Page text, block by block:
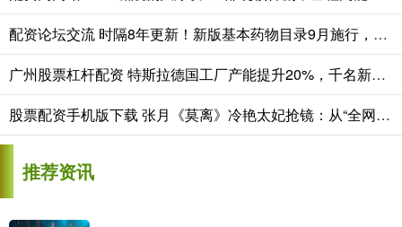
配资论坛交流 时隔8年更新！新版基本药物目录9月施行，调整释放了哪些信号
广州股票杠杆配资 特斯拉德国工厂产能提升20%，千名新员工备战Model Y扩产
股票配资手机版下载 张月《莫离》冷艳太妃抢镜：从“全网公敌林有有”到浪姐野心家
推荐资讯